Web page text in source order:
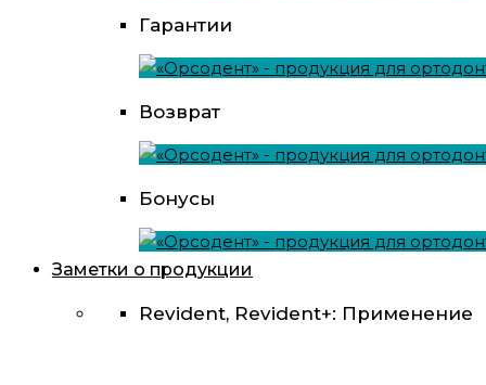
Гарантии
Возврат
Бонусы
Заметки о продукции
Revident, Revident+: Применение